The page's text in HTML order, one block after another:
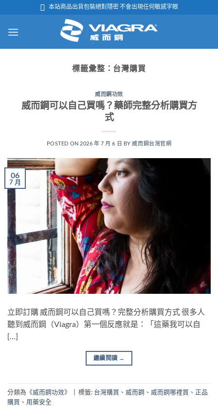
 本站商品出貨包裝絕對隱密 不會出現任何敏感字眼
標籤彙整： 台灣購買
威而鋼功效
威而鋼可以自己買嗎？藥師完整分析購買方
式
POSTED ON 2026 年 7 月 6 日 BY 威而鋼台灣官網
06
7 月
立即訂購 威而鋼可以自己買嗎？完整分析購買方式 很多人
聽到威而鋼（Viagra）第一個反應就是：「這藥我可以自
[…]
繼續閱讀 →
分類為《威而鋼功效》 標籤: 台灣購買 、 威而鋼 、 威而鋼哪裡買 、 正品
購買 、 用藥安全